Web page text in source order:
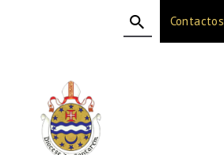
Contactos
A DIOCESE
CELEBRAÇÃO
VIDA CRISTÃ